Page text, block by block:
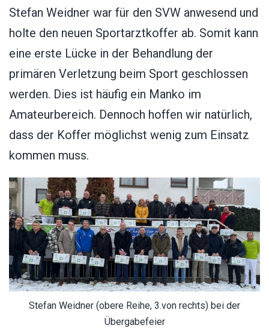
Stefan Weidner war für den SVW anwesend und
holte den neuen Sportarztkoffer ab. Somit kann
eine erste Lücke in der Behandlung der
primären Verletzung beim Sport geschlossen
werden. Dies ist häufig ein Manko im
Amateurbereich. Dennoch hoffen wir natürlich,
dass der Koffer möglichst wenig zum Einsatz
kommen muss.
Stefan Weidner (obere Reihe, 3.von rechts) bei der
Übergabefeier